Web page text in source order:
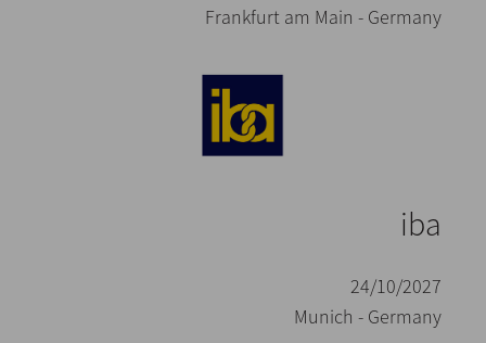
Frankfurt am Main - Germany
iba
24/10/2027
Munich - Germany